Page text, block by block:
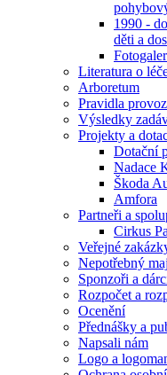
1990 -
děti a
Literatura o
Arboretum
Pravidla
Výsledky
Projekty a
Dotační
Nadace
Škoda
Amfora
Partneři a
Cirkus
Veřejné
Nepotřebný
Sponzoři a
Rozpočet a
Ocenění
Přednášky a
Napsali nám
Logo a